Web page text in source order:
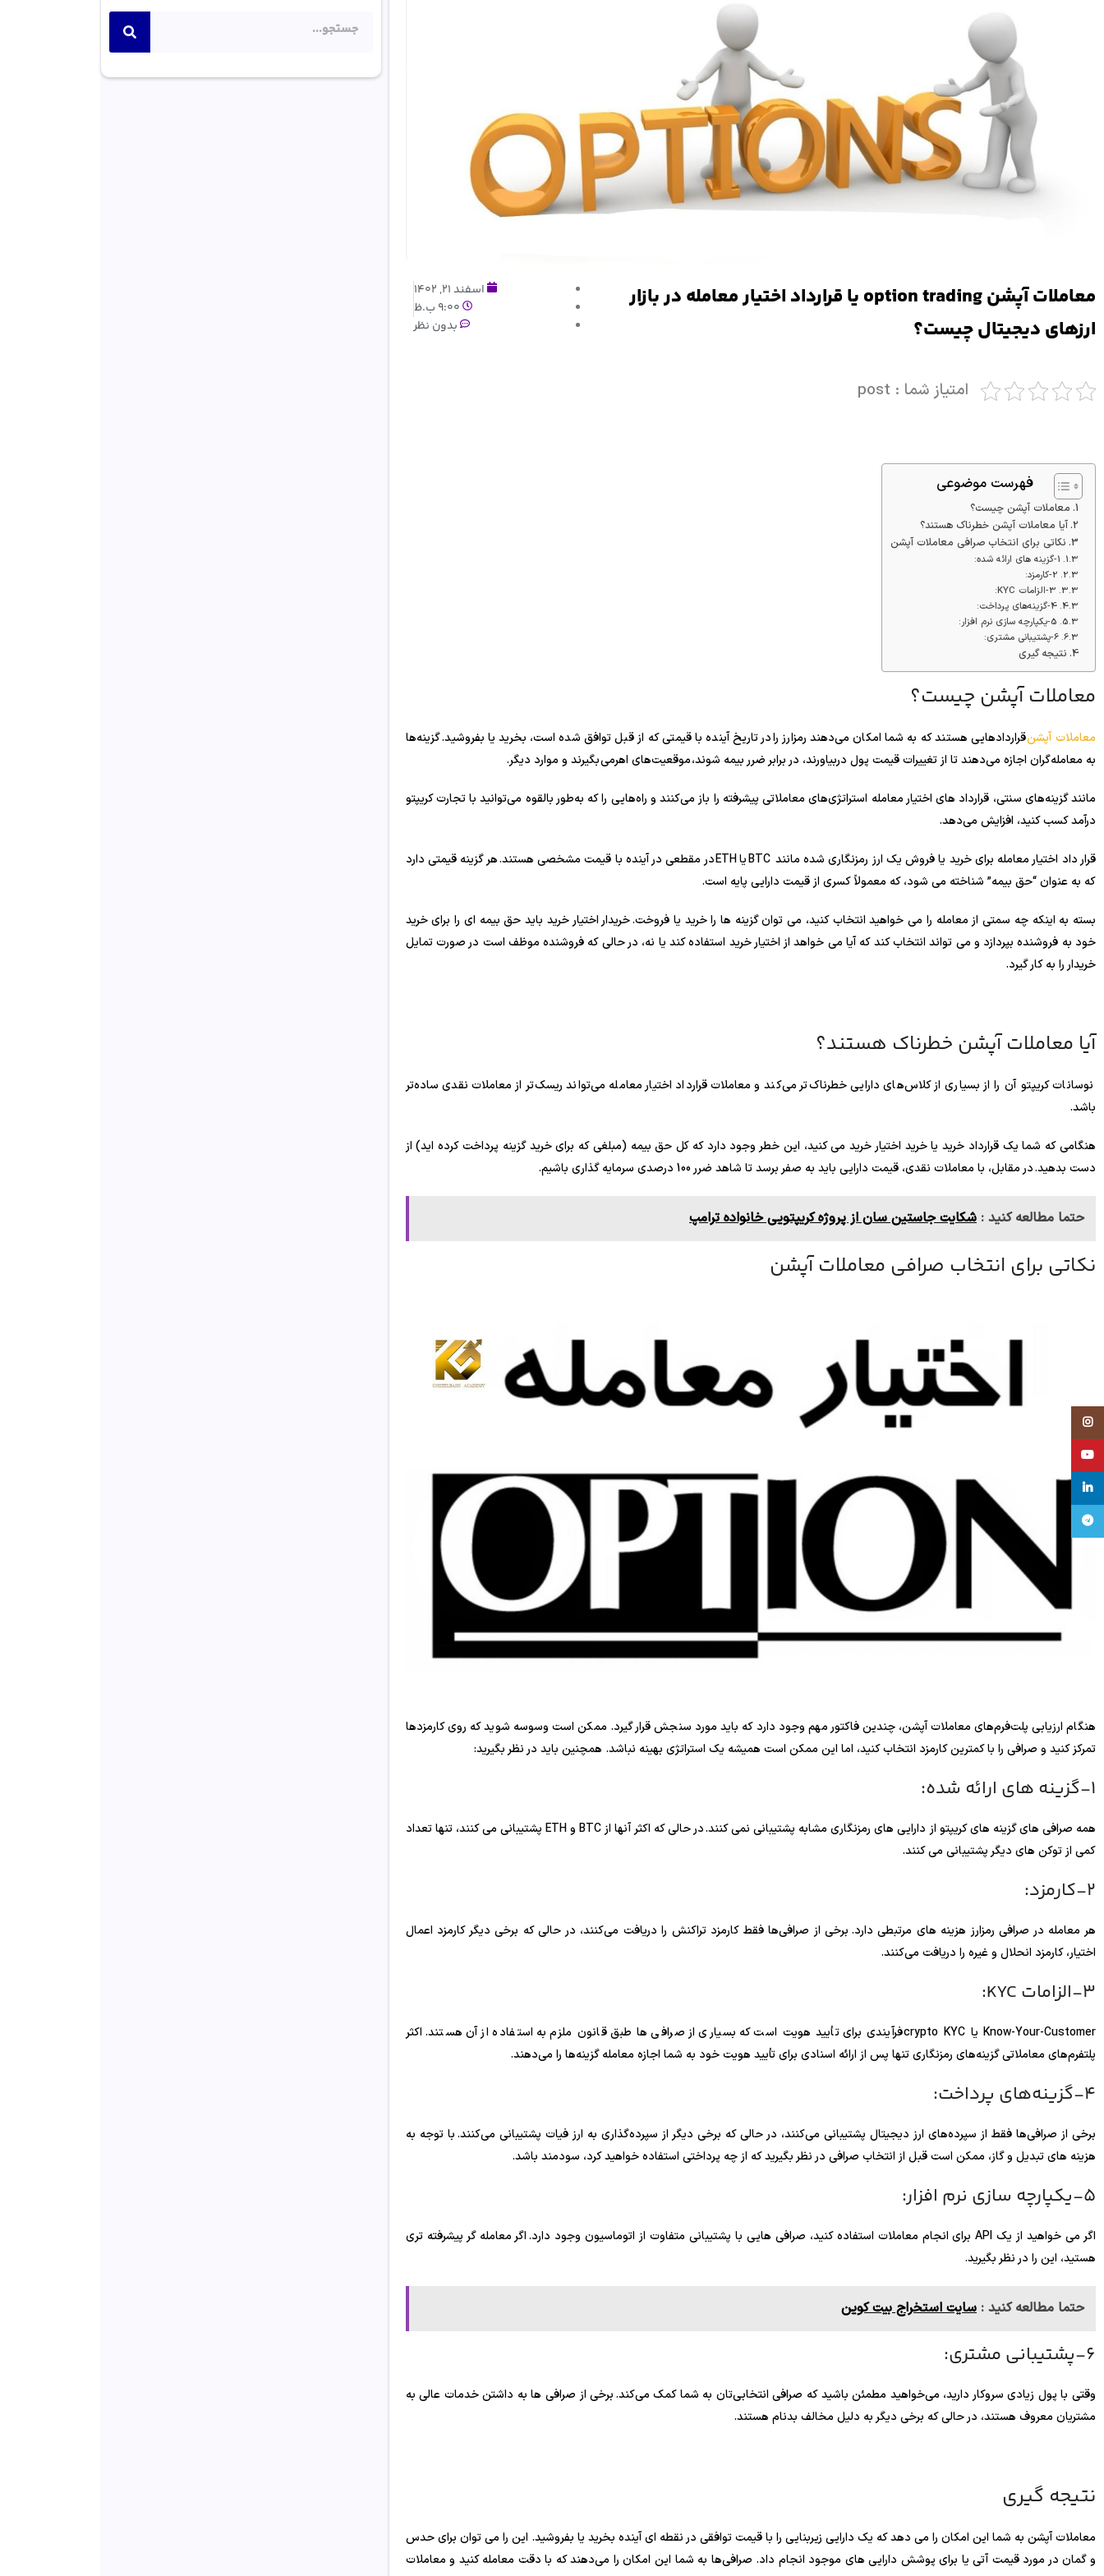
معاملات آپشن option trading یا قرارداد اختیار معامله در بازار
ارزهای دیجیتال چیست؟
اسفند 21, 1402
9:00 ب.ظ
بدون نظر
امتیاز شما : post
فهرست موضوعی
معاملات آپشن چیست؟
آیا معاملات آپشن خطرناک هستند؟
نکاتی برای انتخاب صرافی معاملات آپشن
1-گزینه های ارائه شده:
2-کارمزد:
3-الزامات KYC:
4-گزینه‌های پرداخت:
5-یکپارچه سازی نرم افزار:
6-پشتیبانی مشتری:
نتیجه گیری
معاملات آپشن چیست؟
معاملات آپشنقراردادهایی هستند که به شما امکان می‌دهند رمزارز را در تاریخ آینده با قیمتی که از قبل توافق شده است، بخرید یا بفروشید. گزینه‌ها
به معامله‌گران اجازه می‌دهند تا از تغییرات قیمت پول دربیاورند، در برابر ضرر بیمه شوند، موقعیت‌های اهرمی بگیرند و موارد دیگر.
مانند گزینه‌های سنتی، قرارداد های اختیار معامله استراتژی‌های معاملاتی پیشرفته را باز می‌کنند و راه‌هایی را که به‌طور بالقوه می‌توانید با تجارت کریپتو
درآمد کسب کنید، افزایش می‌دهد.
قرار داد اختیار معامله برای خرید یا فروش یک ارز رمزنگاری شده مانند BTC یا ETH در مقطعی در آینده با قیمت مشخصی هستند. هر گزینه قیمتی دارد
که به عنوان “حق بیمه” شناخته می شود، که معمولاً کسری از قیمت دارایی پایه است.
بسته به اینکه چه سمتی از معامله را می خواهید انتخاب کنید، می توان گزینه ها را خرید یا فروخت. خریدار اختیار خرید باید حق بیمه ای را برای خرید
خود به فروشنده بپردازد و می تواند انتخاب کند که آیا می خواهد از اختیار خرید استفاده کند یا نه، در حالی که فروشنده موظف است در صورت تمایل
خریدار را به کار گیرد.
آیا معاملات آپشن خطرناک هستند؟
نوسانات کریپتو آن را از بسیاری از کلاس‌های دارایی خطرناک‌تر می‌کند و معاملات قرارداد اختیار معامله می‌تواند ریسک‌تر از معاملات نقدی ساده‌تر
باشد.
هنگامی که شما یک قرارداد خرید یا خرید اختیار خرید می کنید، این خطر وجود دارد که کل حق بیمه (مبلغی که برای خرید گزینه پرداخت کرده اید) از
دست بدهید. در مقابل، با معاملات نقدی، قیمت دارایی باید به صفر برسد تا شاهد ضرر 100 درصدی سرمایه گذاری باشیم.
حتما مطالعه کنید : شکایت جاستین سان از پروژه کریپتویی خانواده ترامپ
نکاتی برای انتخاب صرافی معاملات آپشن
هنگام ارزیابی پلت‌فرم‌های معاملات آپشن، چندین فاکتور مهم وجود دارد که باید مورد سنجش قرار گیرد. ممکن است وسوسه شوید که روی کارمزدها
تمرکز کنید و صرافی را با کمترین کارمزد انتخاب کنید، اما این ممکن است همیشه یک استراتژی بهینه نباشد. همچنین باید در نظر بگیرید:
1-گزینه های ارائه شده:
همه صرافی های گزینه های کریپتو از دارایی های رمزنگاری مشابه پشتیبانی نمی کنند. در حالی که اکثر آنها از BTC و ETH پشتیبانی می کنند، تنها تعداد
کمی از توکن های دیگر پشتیبانی می کنند.
2-کارمزد:
هر معامله در صرافی رمزارز هزینه های مرتبطی دارد. برخی از صرافی‌ها فقط کارمزد تراکنش را دریافت می‌کنند، در حالی که برخی دیگر کارمزد اعمال
اختیار، کارمزد انحلال و غیره را دریافت می‌کنند.
3-الزامات KYC:
Know-Your-Customer یا crypto KYC فرآیندی برای تأیید هویت است که بسیاری از صرافی ها طبق قانون ملزم به استفاده از آن هستند. اکثر
پلتفرم‌های معاملاتی گزینه‌های رمزنگاری تنها پس از ارائه اسنادی برای تأیید هویت خود به شما اجازه معامله گزینه‌ها را می‌دهند.
4-گزینه‌های پرداخت:
برخی از صرافی‌ها فقط از سپرده‌های ارز دیجیتال پشتیبانی می‌کنند، در حالی که برخی دیگر از سپرده‌گذاری به ارز فیات پشتیبانی می‌کنند. با توجه به
هزینه های تبدیل و گاز، ممکن است قبل از انتخاب صرافی در نظر بگیرید که از چه پرداختی استفاده خواهید کرد، سودمند باشد.
5-یکپارچه سازی نرم افزار:
اگر می خواهید از یک API برای انجام معاملات استفاده کنید، صرافی هایی با پشتیبانی متفاوت از اتوماسیون وجود دارد. اگر معامله گر پیشرفته تری
هستید، این را در نظر بگیرید.
حتما مطالعه کنید : سایت استخراج بیت کوین
6-پشتیبانی مشتری:
وقتی با پول زیادی سروکار دارید، می‌خواهید مطمئن باشید که صرافی انتخابی‌تان به شما کمک می‌کند. برخی از صرافی ها به داشتن خدمات عالی به
مشتریان معروف هستند، در حالی که برخی دیگر به دلیل مخالف بدنام هستند.
نتیجه گیری
معاملات آپشن به شما این امکان را می دهد که یک دارایی زیربنایی را با قیمت توافقی در نقطه ای آینده بخرید یا بفروشید. این را می توان برای حدس
و گمان در مورد قیمت آتی یا برای پوشش دارایی های موجود انجام داد. صرافی‌ها به شما این امکان را می‌دهند که با دقت معامله کنید و معاملات